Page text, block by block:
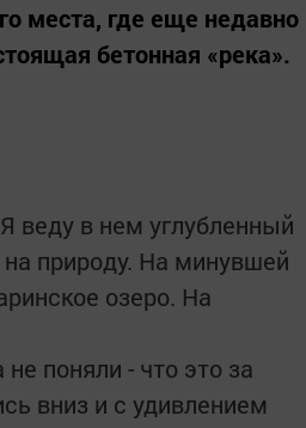
места, где еще недавно
бетонная «река».
веду в нем углубленный
природу. На минувшей
озеро. На
поняли - что это за
вниз и с удивлением